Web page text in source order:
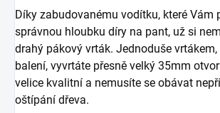
Díky zabudovanému vodítku, které Vám
správnou hloubku díry na pant, už si
drahý pákový vrták. Jednoduše
balení, vyvrtáte přesně velký 35mm
velice kvalitní a nemusíte se obávat
oštípání dřeva.